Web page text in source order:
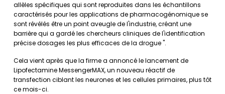
allèles spécifiques qui sont reproduites dans les échantillons
caractérisés pour les applications de pharmacogénomique se
sont révélés être un point aveugle de l'industrie, créant une
barrière qui a gardé les chercheurs cliniques de l'identification
précise dosages les plus efficaces de la drogue ".
Cela vient après que la firme a annoncé le lancement de
Lipofectamine MessengerMAX, un nouveau réactif de
transfection ciblant les neurones et les cellules primaires, plus tôt
ce mois-ci.